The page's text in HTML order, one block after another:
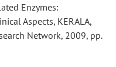
Enzymes:
Aspects, KERALA,
Network, 2009, pp.